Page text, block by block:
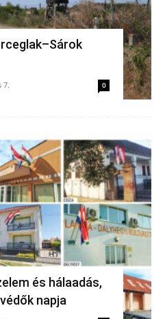
7. 0
és hálaadás,
napja